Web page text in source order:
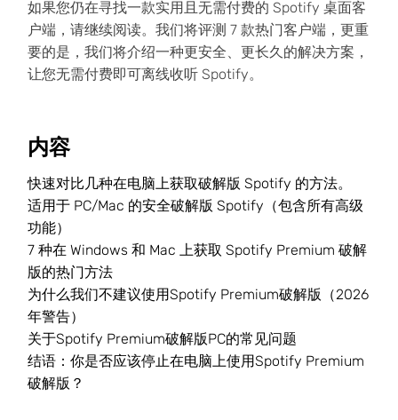
如果您仍在寻找一款实用且无需付费的 Spotify 桌面客
户端，请继续阅读。我们将评测 7 款热门客户端，更重
要的是，我们将介绍一种更安全、更长久的解决方案，
让您无需付费即可离线收听 Spotify。
内容
快速对比几种在电脑上获取破解版 Spotify 的方法。
适用于 PC/Mac 的安全破解版 Spotify（包含所有高级
功能）
7 种在 Windows 和 Mac 上获取 Spotify Premium 破解
版的热门方法
为什么我们不建议使用Spotify Premium破解版（2026
年警告）
关于Spotify Premium破解版PC的常见问题
结语：你是否应该停止在电脑上使用Spotify Premium
破解版？